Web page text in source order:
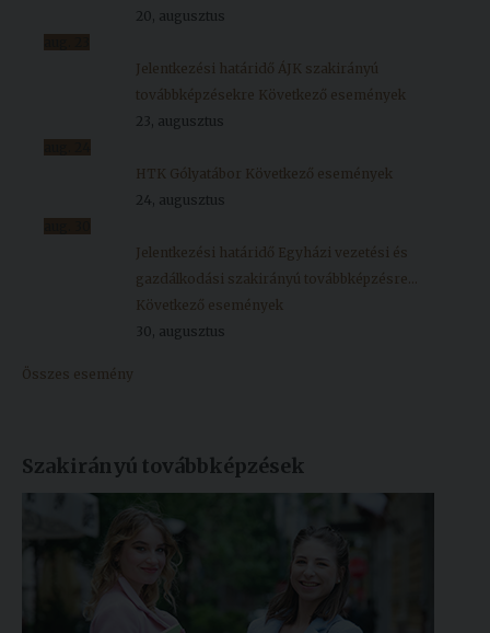
20, augusztus
Jelentkezési határidő ÁJK szakirányú
továbbképzésekre Következő események
23, augusztus
HTK Gólyatábor Következő események
24, augusztus
Jelentkezési határidő Egyházi vezetési és
gazdálkodási szakirányú továbbképzésre...
Következő események
30, augusztus
Összes esemény
Szakirányú továbbképzések